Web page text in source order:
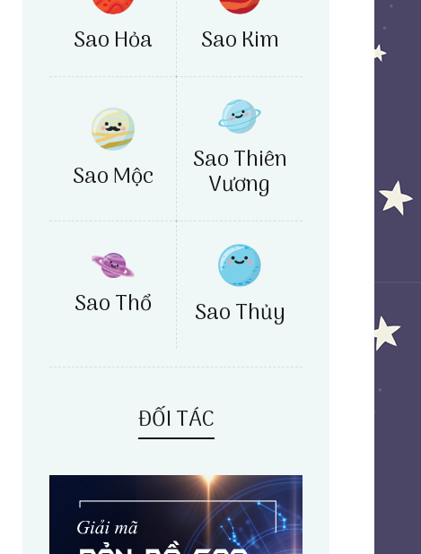
Sao Hỏa Sao Kim
Sao Mộc Sao Thiên
Vương
Sao Thổ Sao Thủy
ĐỐI TÁC